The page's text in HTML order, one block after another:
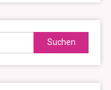
Suchen
nach: